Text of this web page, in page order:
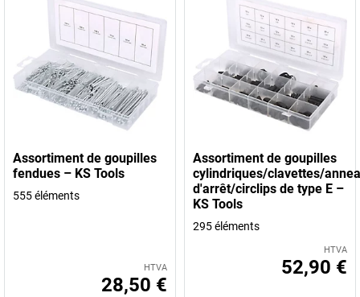
Assortiment de goupilles
fendues – KS Tools
555 éléments
HTVA
28,50 €
Assortiment de goupilles
cylindriques/clavettes/
d'arrêt/circlips de type E –
KS Tools
295 éléments
HTVA
52,90 €